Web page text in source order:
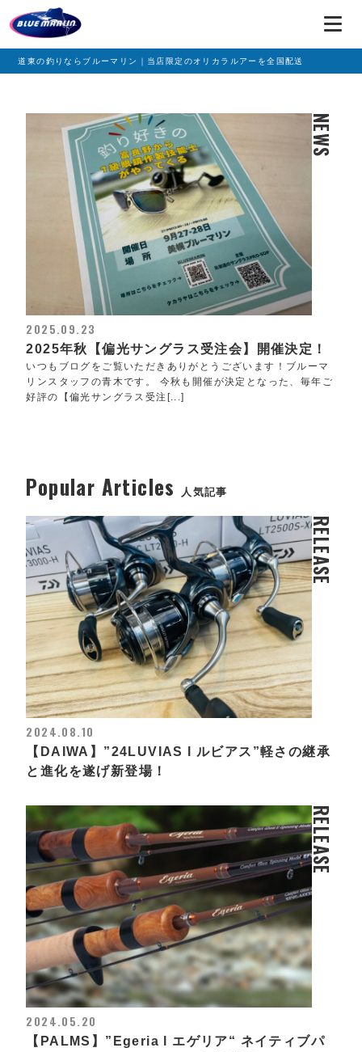
道東の釣りならブルーマリン｜当店限定のオリカラルアーを全国配送
NEWS
2025.09.23
2025年秋【偏光サングラス受注会】開催決定！
いつもブログをご覧いただきありがとうございます！ブルーマ
リンスタッフの青木です。 今秋も開催が決定となった、毎年ご
好評の【偏光サングラス受注[...]
Popular Articles 人気記事
RELEASE
2024.08.10
【DAIWA】”24LUVIAS l ルビアス”軽さの継承
と進化を遂げ新登場！
RELEASE
2024.05.20
【PALMS】”Egeria l エゲリア“ ネイティブパ